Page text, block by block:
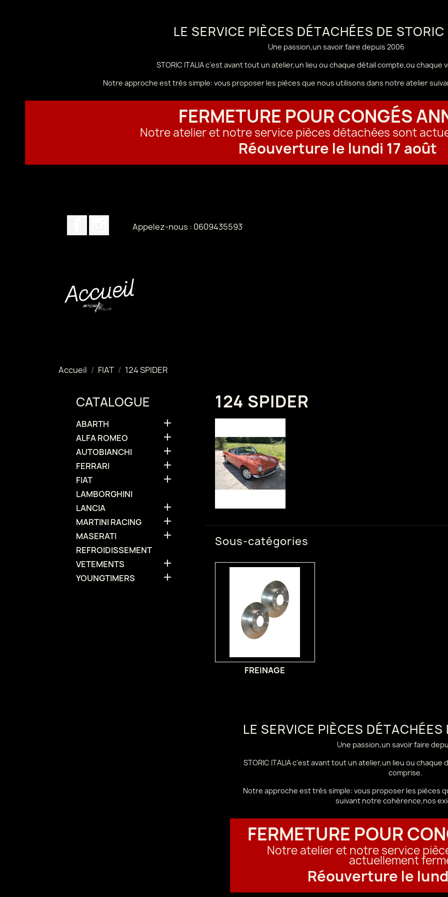
LE SERVICE PIÈCES DÉTACHÉES DE
Une passion,un savoir faire depuis 2006
STORIC ITALIA c'est avant tout un atelier,un lieu ou chaque détail compte,ou chaque
Notre approche est très simple: vous proposer les pièces que nous utilisons dans notre atelier
FERMETURE POUR CONGÉS
Notre atelier et notre service pièces détachées sont
Réouverture le lundi 17 août
Appelez-nous : 0609435593
Accueil FIAT 124 SPIDER
CATALOGUE
ABARTH 
ALFA ROMEO 
AUTOBIANCHI 
FERRARI 
FIAT 
LAMBORGHINI
LANCIA

MARTINI RACING 
MASERATI 
REFROIDISSEMENT
VETEMENTS

YOUNGTIMERS 
124 SPIDER
Sous-catégories
FREINAGE
LE SERVICE PIÈCES
Une passion,un savoir faire
STORIC ITALIA c'est avant tout un atelier,un lieu ou
comprise.
Notre approche est très simple: vous proposer les pièces
suivant notre cohérence,nos
FERMETURE POUR
Notre atelier et notre service
actuellement
Réouverture le